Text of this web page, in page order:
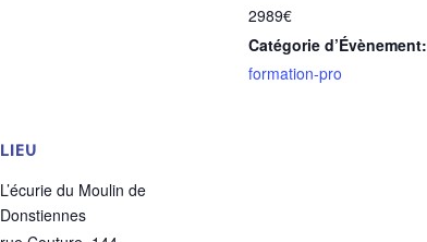
2989€
Catégorie d’Évènement:
formation-pro
LIEU
L’écurie du Moulin de
Donstiennes